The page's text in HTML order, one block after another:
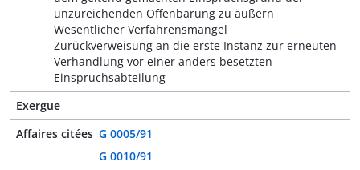
unzureichenden Offenbarung zu äußern
Wesentlicher Verfahrensmangel
Zurückverweisung an die erste Instanz zur erneuten
Verhandlung vor einer anders besetzten
Einspruchsabteilung
Exergue -
Affaires citées G 0005/91
G 0010/91